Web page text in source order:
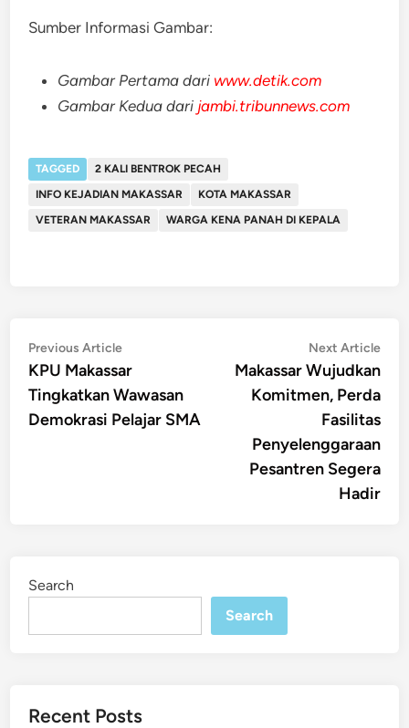
Sumber Informasi Gambar:
Gambar Pertama dari www.detik.com
Gambar Kedua dari jambi.tribunnews.com
TAGGED
2 KALI BENTROK PECAH
INFO KEJADIAN MAKASSAR
KOTA MAKASSAR
VETERAN MAKASSAR
WARGA KENA PANAH DI KEPALA
Post
navigation
Previous ArticlePrevious
article:
KPU Makassar
Tingkatkan Wawasan
Demokrasi Pelajar SMA
Next Article
​Makassar Wujudkan
Komitmen, Perda
Fasilitas
Penyelenggaraan
Pesantren Segera
Hadir​
Search
Search
Recent Posts